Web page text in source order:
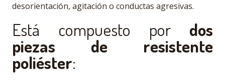
desorientación, agitación o conductas agresivas.
Está compuesto por dos
piezas de resistente
poliéster: